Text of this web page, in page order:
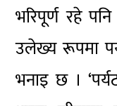
भरिपूर्ण रहे
उलेख्य रूपमा
भनाइ छ ।